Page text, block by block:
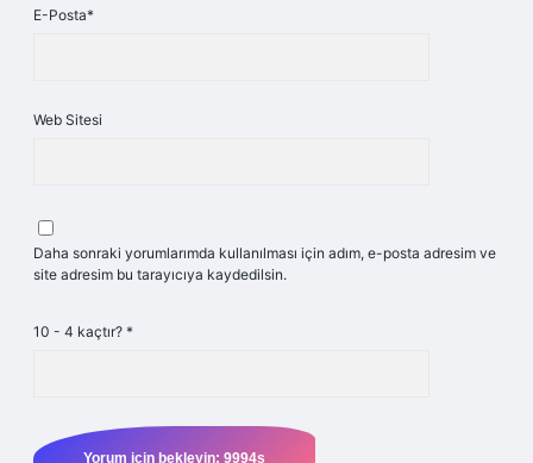
E-Posta*
Web Sitesi
Daha sonraki yorumlarımda kullanılması için adım, e-posta adresim ve
site adresim bu tarayıcıya kaydedilsin.
10 - 4 kaçtır? *